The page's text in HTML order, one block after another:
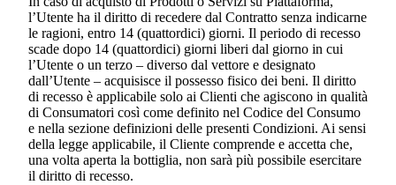
l’Utente ha il diritto di recedere dal Contratto senza indicarne
le ragioni, entro 14 (quattordici) giorni. Il periodo di recesso
scade dopo 14 (quattordici) giorni liberi dal giorno in cui
l’Utente o un terzo – diverso dal vettore e designato
dall’Utente – acquisisce il possesso fisico dei beni. Il diritto
di recesso è applicabile solo ai Clienti che agiscono in qualità
di Consumatori così come definito nel Codice del Consumo
e nella sezione definizioni delle presenti Condizioni. Ai sensi
della legge applicabile, il Cliente comprende e accetta che,
una volta aperta la bottiglia, non sarà più possibile esercitare
il diritto di recesso.